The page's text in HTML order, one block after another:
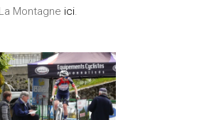
Montagne ici.